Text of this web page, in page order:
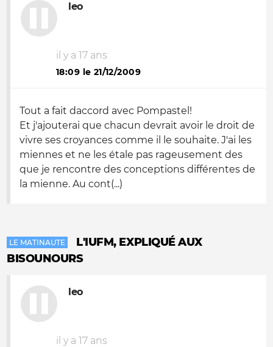
leo
il y a 17 ans
18:09 le 21/12/2009
Tout a fait daccord avec Pompastel!
Et j'ajouterai que chacun devrait avoir le droit de
vivre ses croyances comme il le souhaite. J'ai les
miennes et ne les étale pas rageusement des
que je rencontre des conceptions différentes de
la mienne. Au cont(...)
LE MATINAUTE
L'IUFM, EXPLIQUÉ AUX
BISOUNOURS
leo
il y a 17 ans